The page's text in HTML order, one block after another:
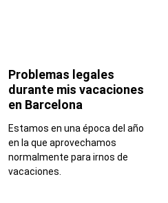
Problemas legales
durante mis vacaciones
en Barcelona
Estamos en una época del año
en la que aprovechamos
normalmente para irnos de
vacaciones.